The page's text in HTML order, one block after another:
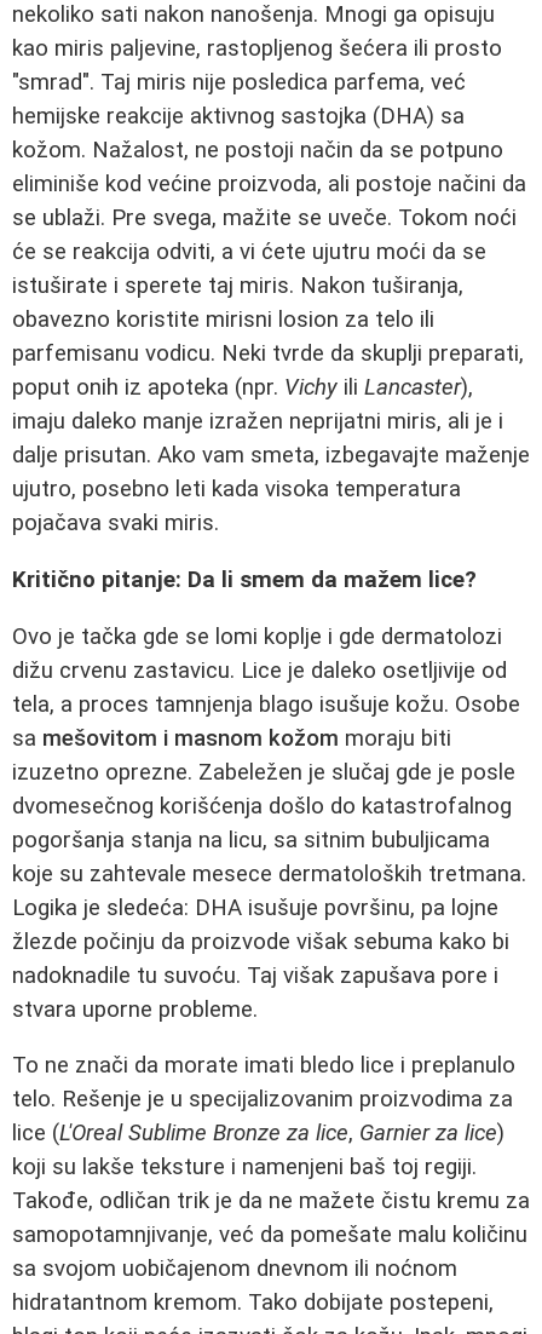
nekoliko sati nakon nanošenja. Mnogi ga opisuju
kao miris paljevine, rastopljenog šećera ili prosto
"smrad". Taj miris nije posledica parfema, već
hemijske reakcije aktivnog sastojka (DHA) sa
kožom. Nažalost, ne postoji način da se potpuno
eliminiše kod većine proizvoda, ali postoje načini da
se ublaži. Pre svega, mažite se uveče. Tokom noći
će se reakcija odviti, a vi ćete ujutru moći da se
istuširate i sperete taj miris. Nakon tuširanja,
obavezno koristite mirisni losion za telo ili
parfemisanu vodicu. Neki tvrde da skuplji preparati,
poput onih iz apoteka (npr. Vichy ili Lancaster),
imaju daleko manje izražen neprijatni miris, ali je i
dalje prisutan. Ako vam smeta, izbegavajte maženje
ujutro, posebno leti kada visoka temperatura
pojačava svaki miris.
Kritično pitanje: Da li smem da mažem lice?
Ovo je tačka gde se lomi koplje i gde dermatolozi
dižu crvenu zastavicu. Lice je daleko osetljivije od
tela, a proces tamnjenja blago isušuje kožu. Osobe
sa mešovitom i masnom kožom moraju biti
izuzetno oprezne. Zabeležen je slučaj gde je posle
dvomesečnog korišćenja došlo do katastrofalnog
pogoršanja stanja na licu, sa sitnim bubuljicama
koje su zahtevale mesece dermatoloških tretmana.
Logika je sledeća: DHA isušuje površinu, pa lojne
žlezde počinju da proizvode višak sebuma kako bi
nadoknadile tu suvoću. Taj višak zapušava pore i
stvara uporne probleme.
To ne znači da morate imati bledo lice i preplanulo
telo. Rešenje je u specijalizovanim proizvodima za
lice (L'Oreal Sublime Bronze za lice, Garnier za lice)
koji su lakše teksture i namenjeni baš toj regiji.
Takođe, odličan trik je da ne mažete čistu kremu za
samopotamnjivanje, već da pomešate malu količinu
sa svojom uobičajenom dnevnom ili noćnom
hidratantnom kremom. Tako dobijate postepeni,